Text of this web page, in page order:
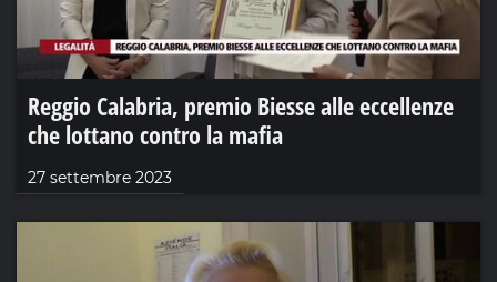
Reggio Calabria, premio Biesse alle eccellenze
che lottano contro la mafia
27 settembre 2023